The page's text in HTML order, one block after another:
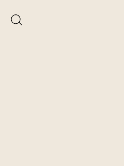
Florais e Folhagens